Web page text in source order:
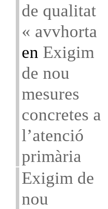
de qualitat
« avvhorta
en Exigim
de nou
mesures
concretes a
l’atenció
primària
Exigim de
nou